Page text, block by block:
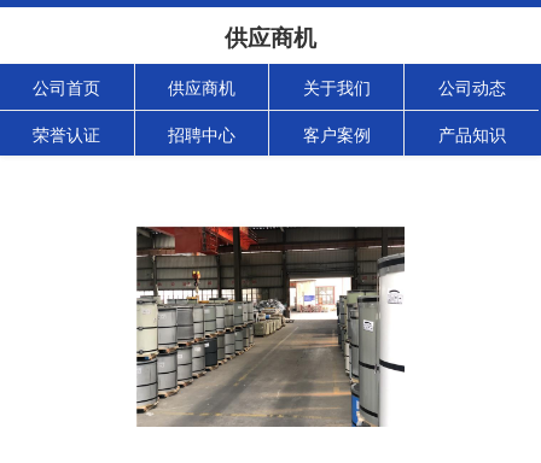
供应商机
公司首页 供应商机 关于我们 公司动态
荣誉认证 招聘中心 客户案例 产品知识